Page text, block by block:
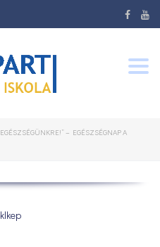
„EGÉSZSÉGÜNKRE!” – EGÉSZSÉGNAP A